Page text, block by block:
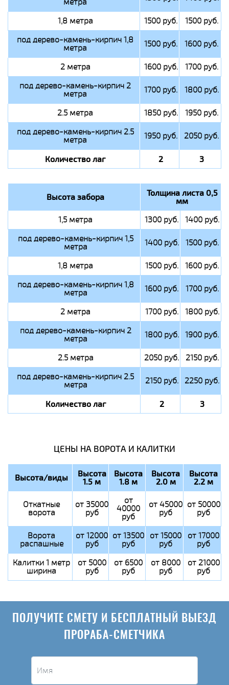
1,8 метра 1500 руб.
1500 руб.
под дерево-камень-кирпич 1,8
метра 1500 руб. 1600 руб.
2 метра 1600 руб.
1700 руб.
под дерево-камень-кирпич 2
метра 1700 руб. 1800 руб.
2.5 метра 1850 руб.
1950 руб.
под дерево-камень-кирпич 2.5
метра 1950 руб. 2050 руб.
Количество лаг 2 3
Высота забора Толщина листа 0,5
мм
1,5 метра 1300 руб.
1400 руб.
под дерево-камень-кирпич 1,5
метра 1400 руб. 1500 руб.
1,8 метра 1500 руб.
1600 руб.
под дерево-камень-кирпич 1,8
метра 1600 руб. 1700 руб.
2 метра 1700 руб.
1800 руб.
под дерево-камень-кирпич 2
метра 1800 руб. 1900 руб.
2.5 метра 2050 руб.
2150 руб.
под дерево-камень-кирпич 2.5
метра 2150 руб. 2250 руб.
Количество лаг 2 3
ЦЕНЫ НА ВОРОТА И КАЛИТКИ
Высота/виды Высота
1.5 м
Высота
1.8 м
Высота
2.0 м
Высота
2.2 м
Откатные
ворота
от 35000
руб
от
40000
руб
от 45000
руб
от 50000
руб
Ворота
распашные
от 12000
руб
от 13500
руб
от 15000
руб
от 17000
руб
Калитки 1 метр
ширина
от 5000
руб
от 6500
руб
от 8000
руб
от 21000
руб
ПОЛУЧИТЕ СМЕТУ И БЕСПЛАТНЫЙ ВЫЕЗД
ПРОРАБА-СМЕТЧИКА